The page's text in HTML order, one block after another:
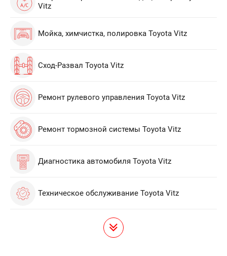
Vitz
Мойка, химчистка, полировка Toyota Vitz
Сход-Развал Toyota Vitz
Ремонт рулевого управления Toyota Vitz
Ремонт тормозной системы Toyota Vitz
Диагностика автомобиля Toyota Vitz
Техническое обслуживание Toyota Vitz